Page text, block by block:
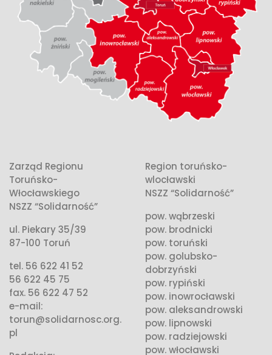
Zarząd Regionu
Toruńsko-
Włocławskiego
NSZZ “Solidarność”
ul. Piekary 35/39
87-100 Toruń
tel. 56 622 41 52
56 622 45 75
fax. 56 622 47 52
e-mail:
torun@solidarnosc.org.
pl
Region toruńsko-
wlocławski
NSZZ “Solidarność”
pow. wąbrzeski
pow. brodnicki
pow. toruński
pow. golubsko-
dobrzyński
pow. rypiński
pow. inowrocławski
pow. aleksandrowski
pow. lipnowski
pow. radziejowski
pow. włocławski